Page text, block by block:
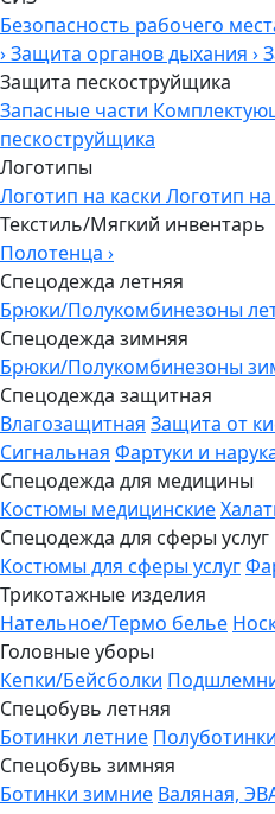
Безопасность рабочего
›Защита органов дыхания ›
Защита пескоструйщика
Запасные части
пескоструйщика
Логотипы
Логотип на каски Логотип
Текстиль/Мягкий инвентарь
Полотенца ›
Спецодежда летняя
Брюки/Полукомбинезоны
Спецодежда зимняя
Брюки/Полукомбинезоны
Спецодежда защитная
Влагозащитная Защита от
Сигнальная Фартуки и
Спецодежда для медицины
Костюмы медицинские
Спецодежда для сферы услуг
Костюмы для сферы услуг
Трикотажные изделия
Нательное/Термо белье
Головные уборы
Кепки/Бейсболки
Спецобувь летняя
Ботинки летние Полуботинки
Спецобувь зимняя
Ботинки зимние Валяная,